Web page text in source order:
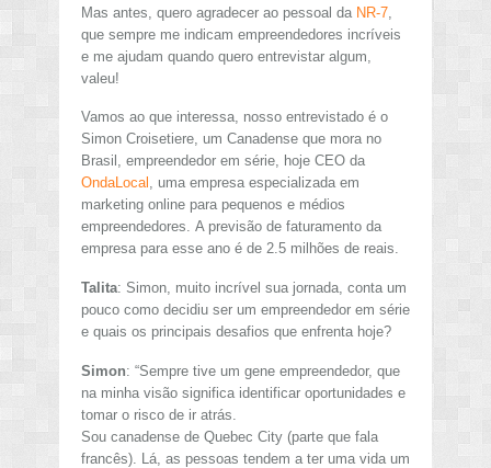
Mas antes, quero agradecer ao pessoal da NR-7
que sempre me indicam empreendedores incríveis
e me ajudam quando quero entrevistar algum,
valeu!
Vamos ao que interessa, nosso entrevistado é o
Simon Croisetiere, um Canadense que mora no
Brasil, empreendedor em série, hoje CEO da
OndaLocal , uma empresa especializada em
marketing online para pequenos e médios
empreendedores. A previsão de faturamento da
empresa para esse ano é de 2.5 milhões de reais.
Talita: Simon, muito incrível sua jornada, conta um
pouco como decidiu ser um empreendedor em série
e quais os principais desafios que enfrenta hoje?
Simon: “Sempre tive um gene empreendedor, que
na minha visão significa identificar oportunidades e
tomar o risco de ir atrás.
Sou canadense de Quebec City (parte que fala
francês). Lá, as pessoas tendem a ter uma vida um